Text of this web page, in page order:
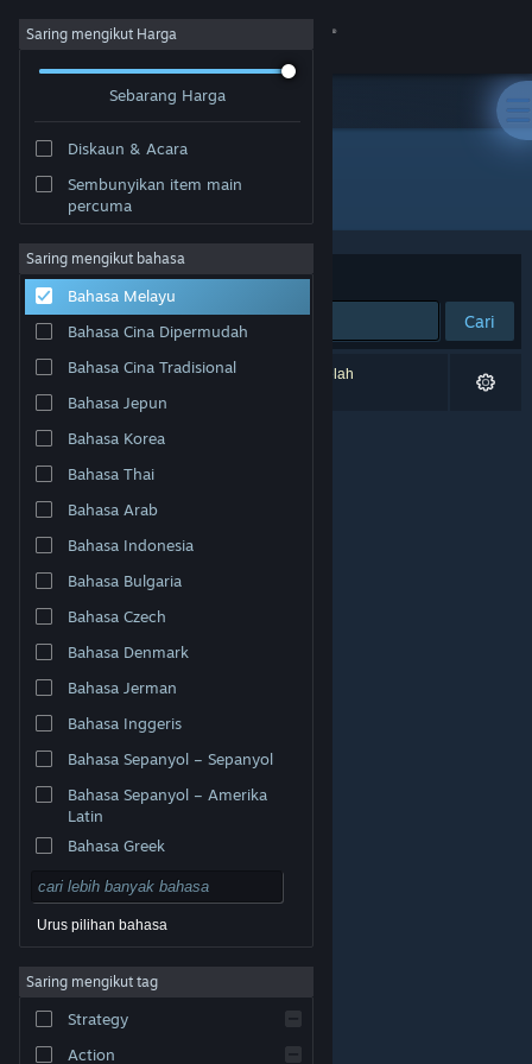
Sign in
Tentang
Sokongan
Ubah bahasa
Dapatkan Steam Mobile App
Lihat laman web desktop
© Valve Corporation. Hak cipta terpelihara. Semua
tanda dagangan ialah hak milik pemilik masing-masing
Perundangan|Accessibility
Steam| Bayaran balik
Saring mengikut Harga
Sebarang Harga
Diskaun & Acara
Sembunyikan item main
percuma
Saring mengikut bahasa
Bahasa Melayu
Bahasa Cina Dipermudah
Bahasa Cina Tradisional
Bahasa Jepun
Bahasa Korea
Bahasa Thai
Bahasa Arab
Bahasa Indonesia
Bahasa Bulgaria
Bahasa Czech
Bahasa Denmark
Bahasa Jerman
Bahasa Inggeris
Bahasa Sepanyol – Sepanyol
Bahasa Sepanyol – Amerika
Latin
Bahasa Greek
Urus pilihan bahasa
Saring mengikut tag
Strategy
Action
Pembangun: Shaman Games Studio
Susun mengikut Perkaitan
Cari
0 hasil sepadan dengan carian anda. 13 tajuk telah
dikecualikan berdasarkan pilihan anda.